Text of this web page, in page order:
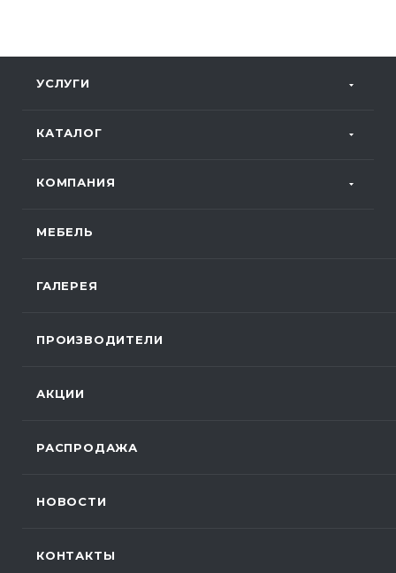
УСЛУГИ
КАТАЛОГ
КОМПАНИЯ
МЕБЕЛЬ
ГАЛЕРЕЯ
ПРОИЗВОДИТЕЛИ
АКЦИИ
РАСПРОДАЖА
НОВОСТИ
КОНТАКТЫ